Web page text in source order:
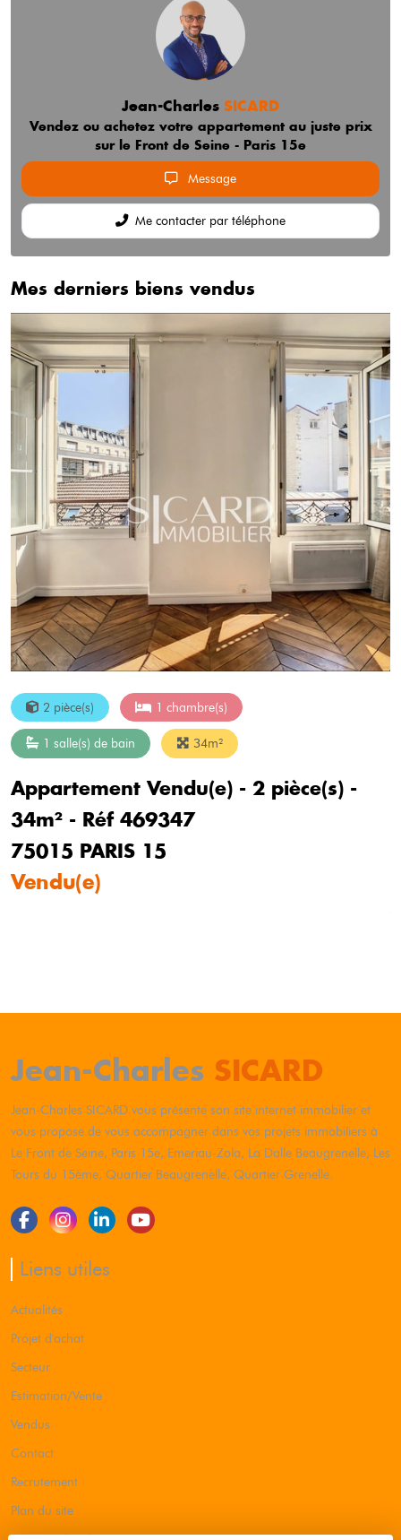
Jean-Charles SICARD
Vendez ou achetez votre appartement au juste prix
sur le Front de Seine - Paris 15e
Message
Me contacter par téléphone
Mes derniers biens vendus
2 pièce(s) 1 chambre(s)
1 salle(s) de bain 34m²
Appartement Vendu(e) - 2 pièce(s) -
34m² - Réf 469347
75015 PARIS 15
Vendu(e)
Jean-Charles SICARD
Jean-Charles SICARD vous présente son site internet immobilier et
vous propose de vous accompagner dans vos projets immobiliers à
Le Front de Seine, Paris 15e, Emeriau-Zola, La Dalle Beaugrenelle, Les
Tours du 15ème, Quartier Beaugrenelle, Quartier Grenelle.
Liens utiles
Actualités
Projet d'achat
Secteur
Estimation/Vente
Vendus
Contact
Recrutement
Plan du site